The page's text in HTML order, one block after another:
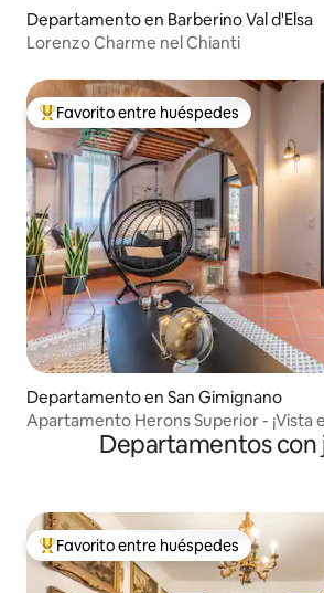
Departamento en Barberino Val d'Elsa
Lorenzo Charme nel Chianti
De los mejores en Favorito entre
Favorito entre huéspedes
Departamento en San Gimignano
Apartamento Herons Superior - ¡Vista
Departamentos con
De los mejores en Favorito entre
Favorito entre huéspedes